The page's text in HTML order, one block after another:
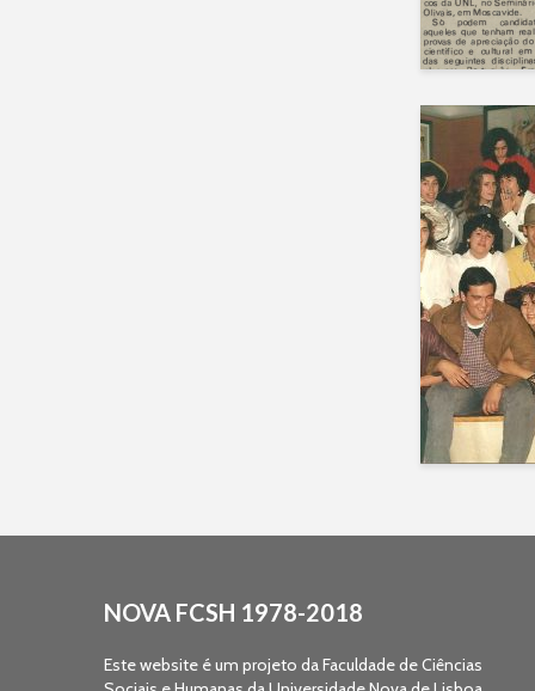
NOVA FCSH 1978-2018
Este website é um projeto da Faculdade de Ciências